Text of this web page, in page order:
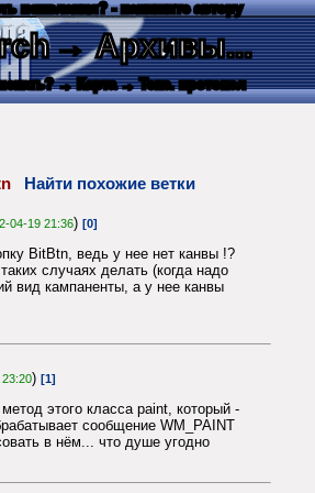
пожелания? - напишите автору
→ Архивы...
→ Карта → Текс. протокол
Найти похожие ветки
04-19 21:36) [0]
BitBtn, ведь у нее нет канвы !?
случаях делать (когда надо
вид кампаненты, а у нее канвы
) [1]
этого класса paint, который -
сообщение WM_PAINT
в нём... что душе угодно